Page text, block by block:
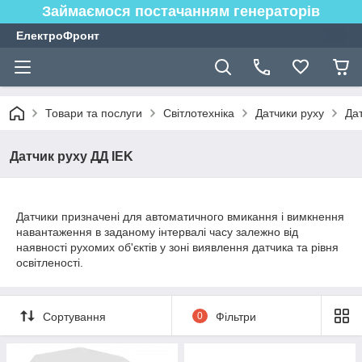
Займаємося постачанням генераторів
ЕлектроФронт
Товари та послуги Світлотехніка Датчики руху
Датчик руху ДД IEK
Датчики призначені для автоматичного вмикання і вимкнення
навантаження в заданому інтервалі часу залежно від
наявності рухомих об'єктів у зоні виявлення датчика та рівня
освітленості.
Сортування 0 Фільтри